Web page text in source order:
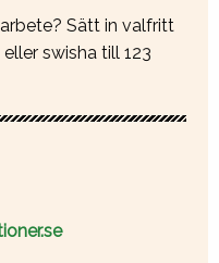
Sätt in valfritt
swisha till 123